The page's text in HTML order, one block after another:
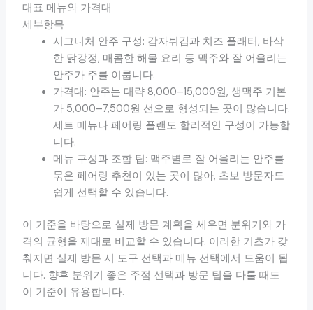
대표 메뉴와 가격대
세부항목
시그니처 안주 구성: 감자튀김과 치즈 플래터, 바삭
한 닭강정, 매콤한 해물 요리 등 맥주와 잘 어울리는
안주가 주를 이룹니다.
가격대: 안주는 대략 8,000–15,000원, 생맥주 기본
가 5,000–7,500원 선으로 형성되는 곳이 많습니다.
세트 메뉴나 페어링 플랜도 합리적인 구성이 가능합
니다.
메뉴 구성과 조합 팁: 맥주별로 잘 어울리는 안주를
묶은 페어링 추천이 있는 곳이 많아, 초보 방문자도
쉽게 선택할 수 있습니다.
이 기준을 바탕으로 실제 방문 계획을 세우면 분위기와 가
격의 균형을 제대로 비교할 수 있습니다. 이러한 기초가 갖
춰지면 실제 방문 시 도구 선택과 메뉴 선택에서 도움이 됩
니다. 향후 분위기 좋은 주점 선택과 방문 팁을 다룰 때도
이 기준이 유용합니다.